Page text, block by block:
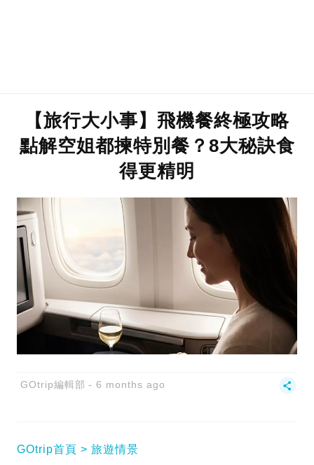
【旅行大小事】飛機餐終極攻略
點解空姐都揀特別餐？8大秘訣食
得更精明
GOtrip編輯部 6 months ago
GOtrip首頁 旅遊情景